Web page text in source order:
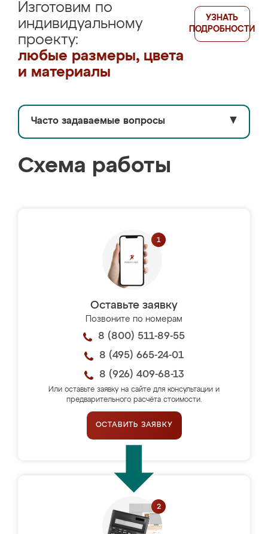
Изготовим по
индивидуальному
проекту:
любые размеры, цвета
и материалы
УЗНАТЬ
ПОДРОБНОСТИ
Часто задаваемые вопросы ▼
Схема работы
Оставьте заявку
Позвоните по номерам
8 (800) 511-89-55
8 (495) 665-24-01
8 (926) 409-68-13
Или оставьте заявку на сайте для консультации и
предварительного расчёта стоимости.
ОСТАВИТЬ ЗАЯВКУ